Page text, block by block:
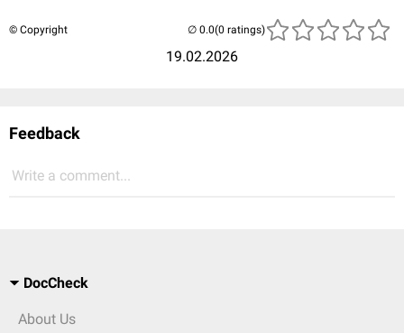
© Copyright
19.02.2026
(0 ratings)
Feedback
Write a comment...
DocCheck
About Us